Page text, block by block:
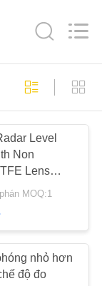
632
802
Level
Non
Lens
Tần số
độ chính
để đo liên tục
MOQ:1
nhỏ hơn
độ đo